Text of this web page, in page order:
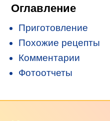
Оглавление
Приготовление
Похожие рецепты
Комментарии
Фотоотчеты